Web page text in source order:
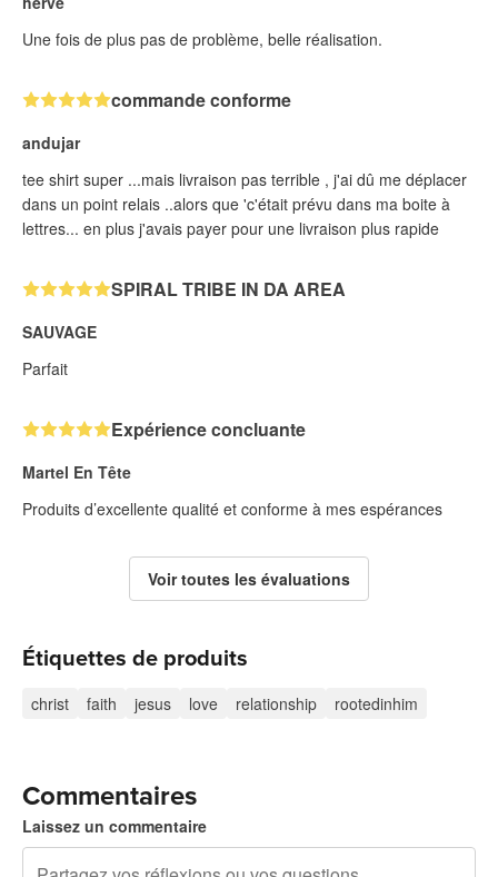
Une fois de plus pas de problème, belle réalisation.
commande conforme
andujar
tee shirt super ...mais livraison pas terrible , j'ai dû me déplacer
dans un point relais ..alors que 'c'était prévu dans ma boite à
lettres... en plus j'avais payer pour une livraison plus rapide
SPIRAL TRIBE IN DA AREA
SAUVAGE
Parfait
Expérience concluante
Martel En Tête
Produits d’excellente qualité et conforme à mes espérances
Voir toutes les évaluations
Étiquettes de produits
christ faith jesus love relationship rootedinhim
Commentaires
Laissez un commentaire